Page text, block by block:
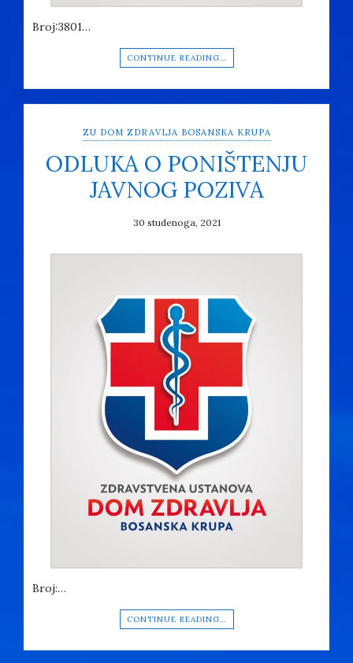
Broj:3801…
CONTINUE READING…
ZU DOM ZDRAVLJA BOSANSKA KRUPA
ODLUKA O PONIŠTENJU
JAVNOG POZIVA
30 studenoga, 2021
Broj:…
CONTINUE READING…